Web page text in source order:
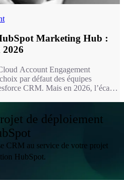
Marketing Hub :
Account Engagement
par défaut des équipes
CRM. Mais en 2026, l’écart
Hub est devenu un fossé : 11
expérience utilisateur qui fait la
de déploiement
CRM au service de votre projet
HubSpot.